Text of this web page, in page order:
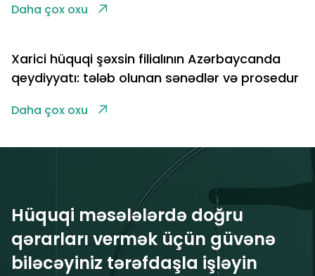
Daha çox oxu
Xarici hüquqi şəxsin filialının Azərbaycanda
qeydiyyatı: tələb olunan sənədlər və prosedur
Daha çox oxu
Hüquqi məsələlərdə doğru
qərarları vermək üçün güvənə
biləcəyiniz tərəfdaşla işləyin